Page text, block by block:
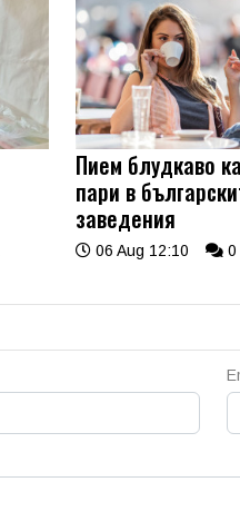
Пием блудкаво
пари в
заведения
06 Aug 12:10 0